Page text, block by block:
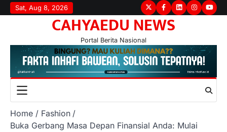
Skip
to
Sat, Aug 8, 2026 TwitterFacebook
LinkedInInstagram
CAHYAEDU NEWS
Portal Berita Nasional
Home
Fashion
Buka Gerbang Masa Depan Finansial Anda: Mulai